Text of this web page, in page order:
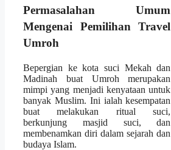
Permasalahan Umum
Mengenai Pemilihan Travel
Umroh
Bepergian ke kota suci Mekah dan
Madinah buat Umroh merupakan
mimpi yang menjadi kenyataan untuk
banyak Muslim. Ini ialah kesempatan
buat melakukan ritual suci,
berkunjung masjid suci, dan
membenamkan diri dalam sejarah dan
budaya Islam.